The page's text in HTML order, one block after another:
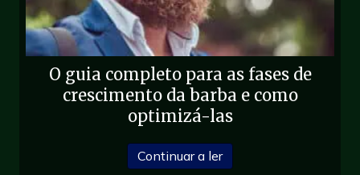
O guia completo para as fases de
crescimento da barba e como
optimizá-las
Continuar a ler